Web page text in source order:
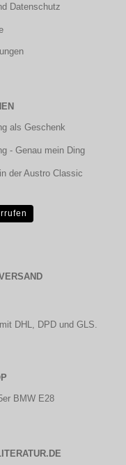
Datenschutz
als Geschenk
- Genau mein Ding
der Austro Classic
DHL, DPD und GLS.
BMW E28